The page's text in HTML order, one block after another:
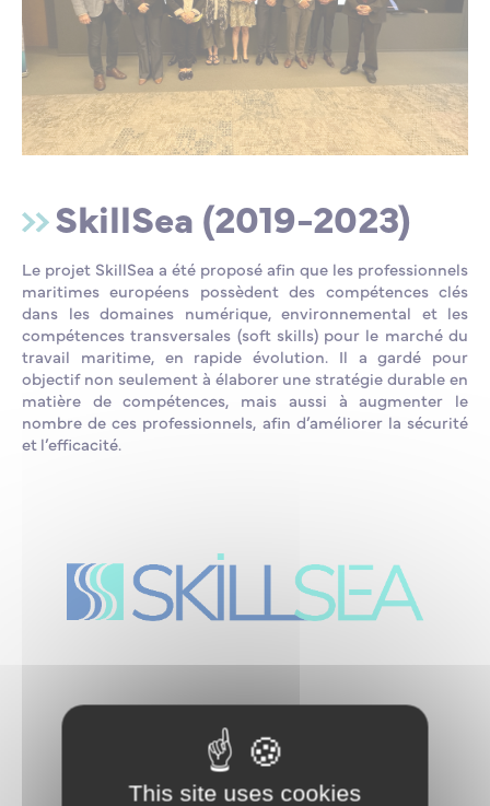
SkillSea (2019-2023)
Le projet SkillSea a été proposé afin que les professionnels
maritimes européens possèdent des compétences clés
dans les domaines numérique, environnemental et les
compétences transversales (soft skills) pour le marché du
travail maritime, en rapide évolution. Il a gardé pour
objectif non seulement à élaborer une stratégie durable en
matière de compétences, mais aussi à augmenter le
nombre de ces professionnels, afin d’améliorer la sécurité
et l’efficacité.
This site uses cookies